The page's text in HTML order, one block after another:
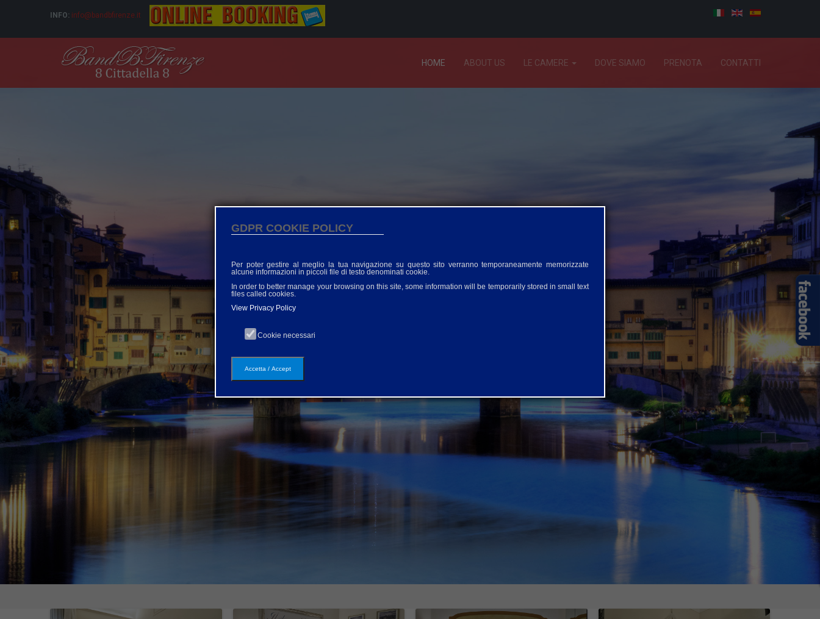
INFO: info@bandbfirenze.it
HOME ABOUT US LE CAMERE DOVE SIAMO PRENOTA CONTATTI
GDPR COOKIE POLICY
Per poter gestire al meglio la tua navigazione su questo sito verranno temporaneamente memorizzate
alcune informazioni in piccoli file di testo denominati cookie.
In order to better manage your browsing on this site, some information will be temporarily stored in small text
files called cookies.
View Privacy Policy
Cookie necessari
Accetta / Accept